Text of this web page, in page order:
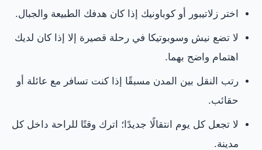
اختر زلاتيبور أو كوباونيك إذا كان هدفك الطبيعة والجبال.
لا تضع نيش وسوبوتيكا في رحلة قصيرة إلا إذا كان لديك
اهتمام واضح بهما.
رتب النقل بين المدن مسبقًا إذا كنت تسافر مع عائلة أو
حقائب.
لا تجعل كل يوم انتقالًا جديدًا؛ اترك وقتًا للراحة داخل كل
مدينة.